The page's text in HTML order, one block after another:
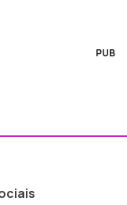
PUB